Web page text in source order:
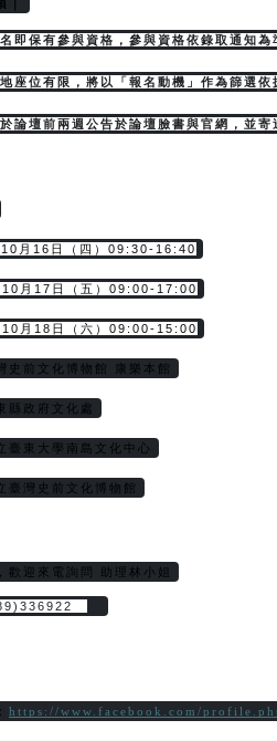
｜
即保有參與資格，參與資格依錄取通知為
座位有限，將以「報名動機」作為篩選依
論壇前兩週公告於論壇臉書與官網，並
月16日（四）09:30-16:40
17日（五）09:00-17:00
18日（六）09:00-15:00
史前文化博物館 康樂本館
縣政府文化處
臺東大學南島文化中心
臺灣史前文化博物館
歡迎來電詢問 助理林小姐
https://www.facebook.com/